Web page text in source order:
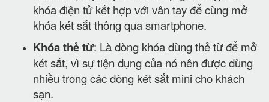
khóa điện tử kết hợp với vân tay để cùng mở
khóa két sắt thông qua smartphone.
Khóa thẻ từ: Là dòng khóa dùng thẻ từ để mở
két sắt, vì sự tiện dụng của nó nên được dùng
nhiều trong các dòng két sắt mini cho khách
sạn.